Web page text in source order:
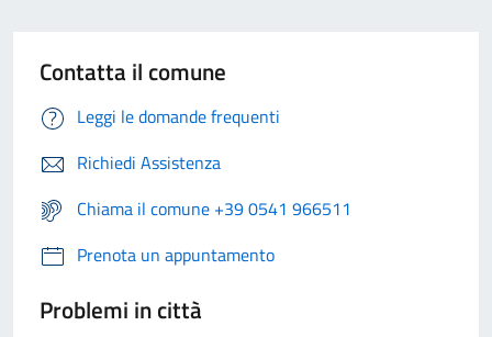
Contatta il comune
Leggi le domande frequenti
Richiedi Assistenza
Chiama il comune +39 0541 966511
Prenota un appuntamento
Problemi in città